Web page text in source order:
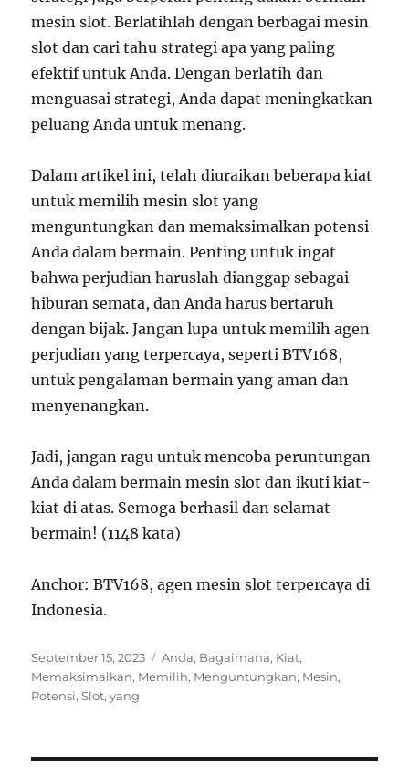
mesin slot. Berlatihlah dengan berbagai mesin
slot dan cari tahu strategi apa yang paling
efektif untuk Anda. Dengan berlatih dan
menguasai strategi, Anda dapat meningkatkan
peluang Anda untuk menang.
Dalam artikel ini, telah diuraikan beberapa kiat
untuk memilih mesin slot yang
menguntungkan dan memaksimalkan potensi
Anda dalam bermain. Penting untuk ingat
bahwa perjudian haruslah dianggap sebagai
hiburan semata, dan Anda harus bertaruh
dengan bijak. Jangan lupa untuk memilih agen
perjudian yang terpercaya, seperti BTV168,
untuk pengalaman bermain yang aman dan
menyenangkan.
Jadi, jangan ragu untuk mencoba peruntungan
Anda dalam bermain mesin slot dan ikuti kiat-
kiat di atas. Semoga berhasil dan selamat
bermain! (1148 kata)
Anchor: BTV168, agen mesin slot terpercaya di
Indonesia.
Posted
on
September 15, 2023 Tags
Anda, Bagaimana, Kiat,
Memaksimalkan, Memilih, Menguntungkan, Mesin,
Potensi,Slot,yang